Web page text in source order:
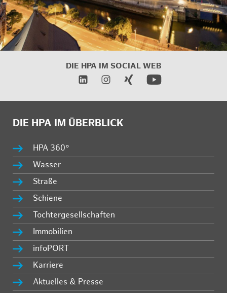
DIE HPA IM SOCIAL WEB
DIE HPA IM ÜBERBLICK
HPA 360°
Wasser
Straße
Schiene
Tochtergesellschaften
Immobilien
infoPORT
Karriere
Aktuelles & Presse